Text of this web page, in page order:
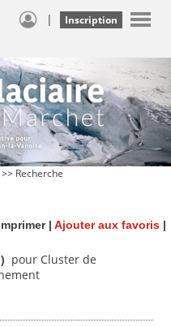
| Inscription
>> Recherche
| Ajouter aux favoris |
pour Cluster de